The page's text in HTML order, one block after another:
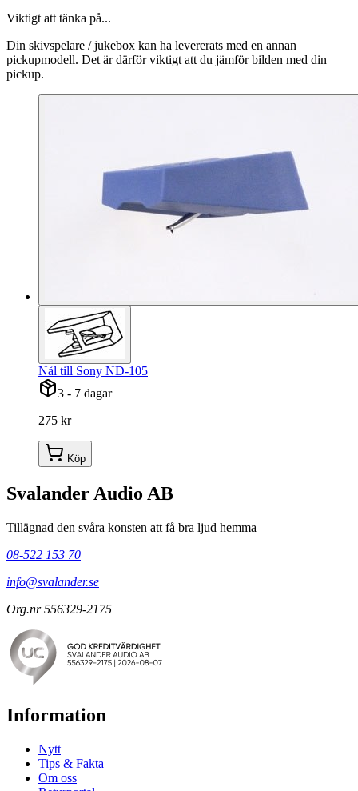
Viktigt att tänka på...
Din skivspelare / jukebox kan ha levererats med en annan
pickupmodell. Det är därför viktigt att du jämför bilden med din
pickup.
Nål till Sony ND-105
3 - 7 dagar
275 kr
Köp
Svalander Audio AB
Tillägnad den svåra konsten att få bra ljud hemma
08-522 153 70
info@svalander.se
Org.nr 556329-2175
Information
Nytt
Tips & Fakta
Om oss